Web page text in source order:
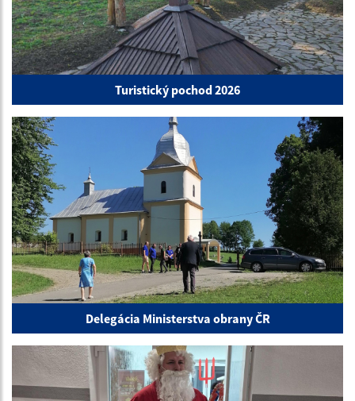
Turistický pochod 2026
Delegácia Ministerstva obrany ČR